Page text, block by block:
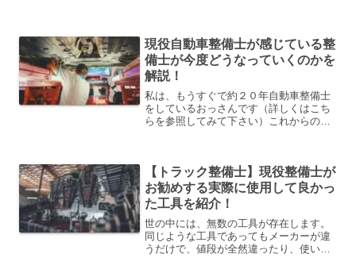
やばかったですね。これが...
現役自動車整備士が感じている整
備士が今度どうなっていくのかを
解説！
私は、もうすぐで約２０年自動車整備士
をしているおっさんです（詳しくはこち
らを参照してみて下さい）これからの整
由を解説していきます【理...
【トラック整備士】現役整備士が
お勧めする実際に使用して良かっ
た工具を紹介！
世の中には、無数の工具が存在します。
同じような工具であってもメーカーが違
うだけで、値段が全然違ったり、使いや